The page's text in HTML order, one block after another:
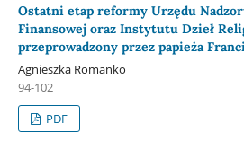
Ostatni etap reformy Urzędu
Finansowej oraz Instytutu Dzieł
przeprowadzony przez papieża
Agnieszka Romanko
94-102
PDF